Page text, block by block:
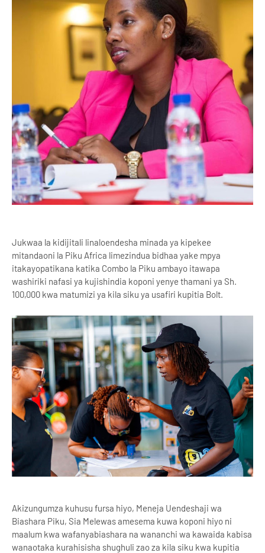
Jukwaa la kidijitali linaloendesha minada ya kipekee
mitandaoni la Piku Africa limezindua bidhaa yake mpya
itakayopatikana katika Combo la Piku ambayo itawapa
washiriki nafasi ya kujishindia koponi yenye thamani ya Sh.
100,000 kwa matumizi ya kila siku ya usafiri kupitia Bolt.
Akizungumza kuhusu fursa hiyo, Meneja Uendeshaji wa
Biashara Piku, Sia Melewas amesema kuwa koponi hiyo ni
maalum kwa wafanyabiashara na wananchi wa kawaida kabisa
wanaotaka kurahisisha shughuli zao za kila siku kwa kupitia